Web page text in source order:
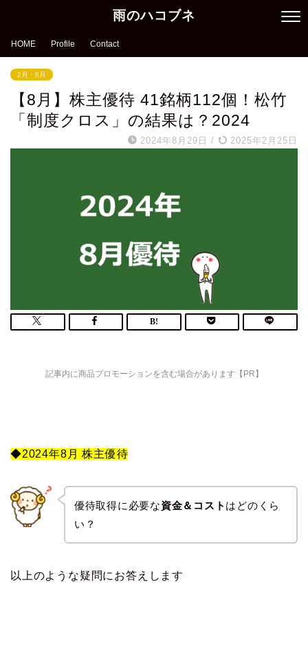
雨のハコブネ
HOME Profile Contact
2月・8月
【8月】株主優待 41銘柄112個！松竹
「制度クロス」の結果は？2024
2024年8月29日 / 2025年2月25日
記事内に商品プロモーションを含む場合があります【PR】
◆2024年8 月 株主優待
優待取得に必要な資金＆コスト はどのくら
い？
以上のような疑問にお答えします